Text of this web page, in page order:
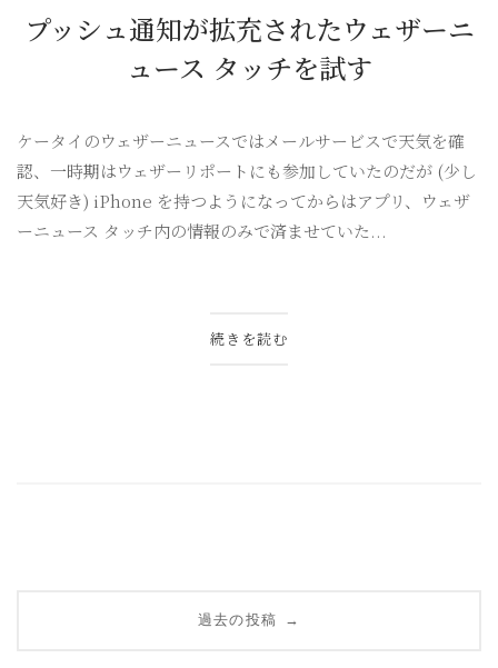
プッシュ通知が拡充されたウェザーニ
ュース タッチを試す
ケータイのウェザーニュースではメールサービスで天気を確
認、一時期はウェザーリポートにも参加していたのだが (少し
天気好き) iPhone を持つようになってからはアプリ、ウェザ
ーニュース タッチ内の情報のみで済ませていた...
続きを読む
過去の投稿 →